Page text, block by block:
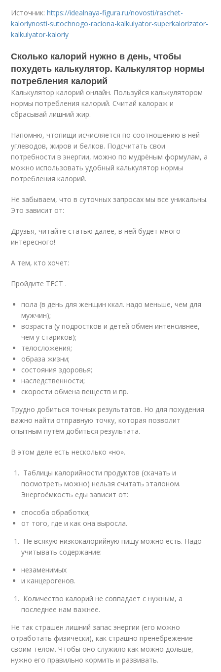
Источник:https://idealnaya-figura.ru/novosti/raschet-
kaloriynosti-sutochnogo-raciona-kalkulyator-superkalorizator-
kalkulyator-kaloriy
Сколько калорий нужно в день, чтобы
похудеть калькулятор. Калькулятор нормы
потребления калорий
Калькулятор калорий онлайн. Пользуйся калькулятором
нормы потребления калорий. Считай калораж и
сбрасывай лишний жир.
Напомню, чтопищи исчисляется по соотношению в ней
углеводов, жиров и белков. Подсчитать свои
потребности в энергии, можно по мудрёным формулам, а
можно использовать удобный калькулятор нормы
потребления калорий.
Не забываем, что в суточных запросах мы все уникальны.
Это зависит от:
Друзья, читайте статью далее, в ней будет много
интересного!
А тем, кто хочет:
Пройдите ТЕСТ .
пола (в день для женщин ккал. надо меньше, чем для
мужчин);
возраста (у подростков и детей обмен интенсивнее,
чем у стариков);
телосложения;
образа жизни;
состояния здоровья;
наследственности;
скорости обмена веществ и пр.
Трудно добиться точных результатов. Но для похудения
важно найти отправную точку, которая позволит
опытным путём добиться результата.
В этом деле есть несколько «но».
Таблицы калорийности продуктов (скачать и
посмотреть можно) нельзя считать эталоном.
Энергоёмкость еды зависит от:
способа обработки;
от того, где и как она выросла.
Не всякую низкокалорийную пищу можно есть. Надо
учитывать содержание:
незаменимых
и канцерогенов.
Количество калорий не совпадает с нужным, а
последнее нам важнее.
Не так страшен лишний запас энергии (его можно
отработать физически), как страшно пренебрежение
своим телом. Чтобы оно служило как можно дольше,
нужно его правильно кормить и развивать.